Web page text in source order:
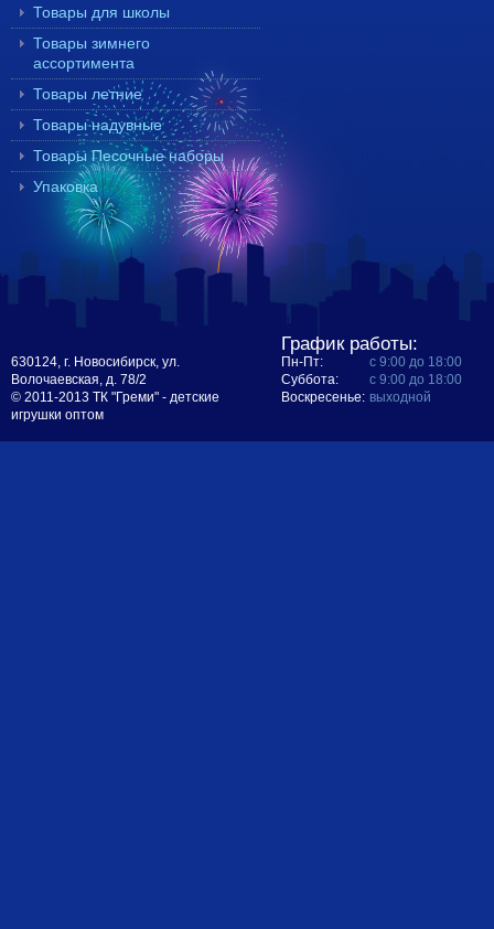
Товары для школы
Товары зимнего
ассортимента
Товары летние
Товары надувные
Товары Песочные наборы
Упаковка
630124, г. Новосибирск, ул.
Волочаевская, д. 78/2
© 2011-2013 ТК "Греми" - детские
игрушки оптом
График работы:
Пн-Пт:
с 9:00 до 18:00
Суббота:
с 9:00 до 18:00
Воскресенье: выходной